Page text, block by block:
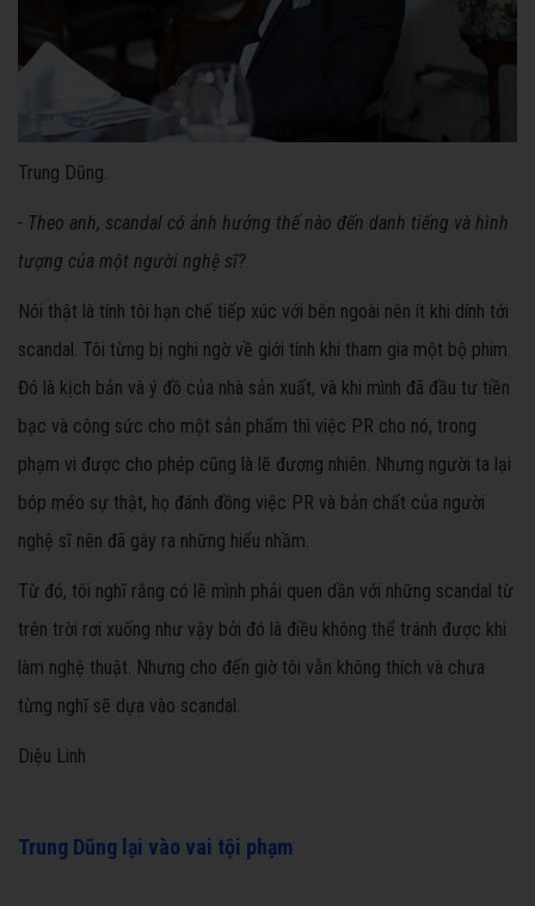
Trung Dũng.
- Theo anh, scandal có ảnh hưởng thế nào đến danh tiếng và hình
tượng của một người nghệ sĩ?
Nói thật là tính tôi hạn chế tiếp xúc với bên ngoài nên ít khi dính tới
scandal. Tôi từng bị nghi ngờ về giới tính khi tham gia một bộ phim.
Đó là kịch bản và ý đồ của nhà sản xuất, và khi mình đã đầu tư tiền
bạc và công sức cho một sản phẩm thì việc PR cho nó, trong
phạm vi được cho phép cũng là lẽ đương nhiên. Nhưng người ta lại
bóp méo sự thật, họ đánh đồng việc PR và bản chất của người
nghệ sĩ nên đã gây ra những hiểu nhầm.
Từ đó, tôi nghĩ rằng có lẽ mình phải quen dần với những scandal từ
trên trời rơi xuống như vậy bởi đó là điều không thể tránh được khi
làm nghệ thuật. Nhưng cho đến giờ tôi vẫn không thích và chưa
từng nghĩ sẽ dựa vào scandal.
Diệu Linh
Trung Dũng lại vào vai tội phạm